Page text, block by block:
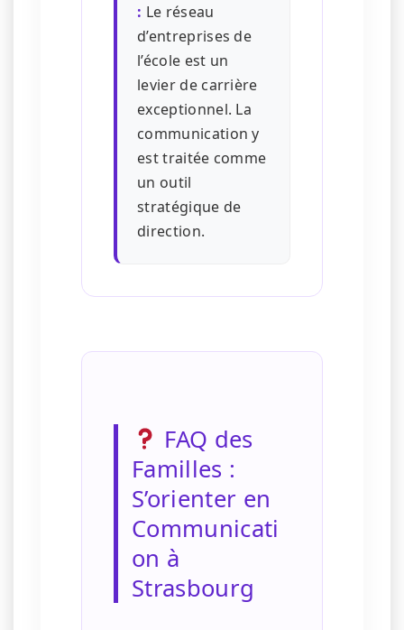
: Le réseau
d’entreprises de
l’école est un
levier de carrière
exceptionnel. La
communication y
est traitée comme
un outil
stratégique de
direction.
FAQ des
Familles :
S’orienter en
Communicati
on à
Strasbourg